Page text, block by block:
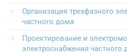
Организация трехфазного
частного дома
Проектирование и
электроснабжения частного